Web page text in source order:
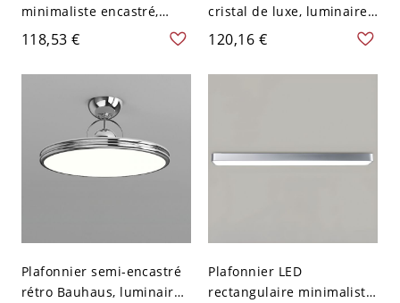
minimaliste encastré,
luminaire LED ultra-fin à
profil bas pour chambre
ou couloir - Chrome 110
V-120 V 40,64 cm
118,53 €
cristal de luxe, luminaire
LED rond à effet diamant
concassé - 110 V-120 V
22,86 cm Blanc
120,16 €
Plafonnier semi-encastré
rétro Bauhaus, luminaire
Plafonnier LED
rectangulaire minimaliste,